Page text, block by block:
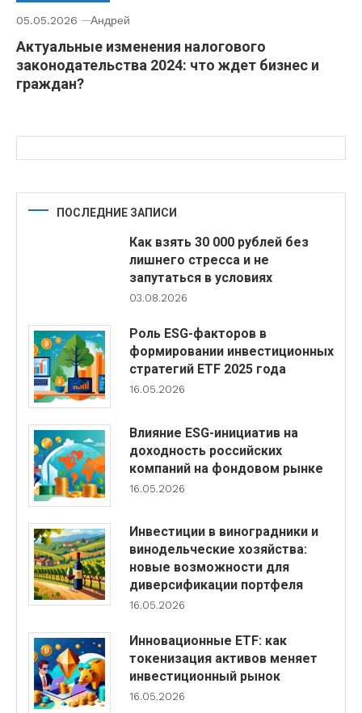
05.05.2026 Андрей
Актуальные изменения налогового
законодательства 2024: что ждет бизнес и
граждан?
ПОСЛЕДНИЕ ЗАПИСИ
Как взять 30 000 рублей без
лишнего стресса и не
запутаться в условиях
03.08.2026
Роль ESG-факторов в
формировании инвестиционных
стратегий ETF 2025 года
16.05.2026
Влияние ESG-инициатив на
доходность российских
компаний на фондовом рынке
16.05.2026
Инвестиции в виноградники и
винодельческие хозяйства:
новые возможности для
диверсификации портфеля
16.05.2026
Инновационные ETF: как
токенизация активов меняет
инвестиционный рынок
16.05.2026